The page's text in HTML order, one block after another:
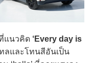
แนวคิด ‘Every day is
ลและโทนสีอันเป็น